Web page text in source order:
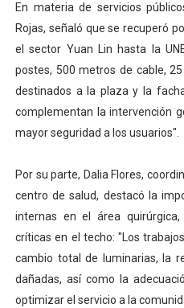
En materia de servicios
Rojas, señaló que se recuperó
el sector Yuan Lin hasta la
postes, 500 metros de cable,
destinados a la plaza y la
complementan la intervención
mayor seguridad a los usuarios".
Por su parte, Dalia Flores,
centro de salud, destacó la
internas en el área
críticas en el techo: "Los
cambio total de luminarias, la
dañadas, así como la
optimizar el servicio a la